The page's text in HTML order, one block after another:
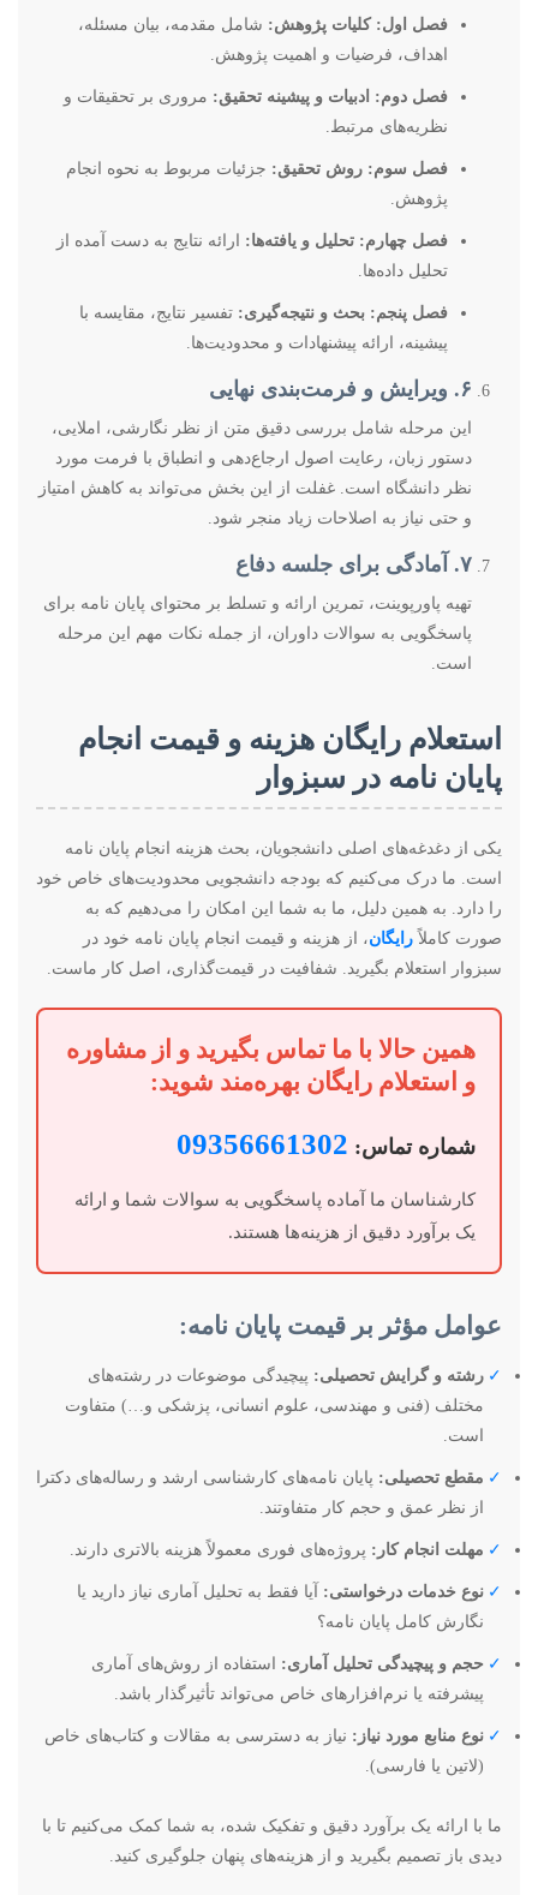
فصل اول: کلیات پژوهش: شامل مقدمه، بیان مسئله،
اهداف، فرضیات و اهمیت پژوهش.
فصل دوم: ادبیات و پیشینه تحقیق: مروری بر تحقیقات و
نظریه‌های مرتبط.
فصل سوم: روش تحقیق: جزئیات مربوط به نحوه انجام
پژوهش.
فصل چهارم: تحلیل و یافته‌ها: ارائه نتایج به دست آمده از
تحلیل داده‌ها.
فصل پنجم: بحث و نتیجه‌گیری: تفسیر نتایج، مقایسه با
پیشینه، ارائه پیشنهادات و محدودیت‌ها.
۶. ویرایش و فرمت‌بندی نهایی
این مرحله شامل بررسی دقیق متن از نظر نگارشی، املایی،
دستور زبان، رعایت اصول ارجاع‌دهی و انطباق با فرمت مورد
نظر دانشگاه است. غفلت از این بخش می‌تواند به کاهش امتیاز
و حتی نیاز به اصلاحات زیاد منجر شود.
۷. آمادگی برای جلسه دفاع
تهیه پاورپوینت، تمرین ارائه و تسلط بر محتوای پایان نامه برای
پاسخگویی به سوالات داوران، از جمله نکات مهم این مرحله
است.
استعلام رایگان هزینه و قیمت انجام
پایان نامه در سبزوار
یکی از دغدغه‌های اصلی دانشجویان، بحث هزینه انجام پایان نامه
است. ما درک می‌کنیم که بودجه دانشجویی محدودیت‌های خاص خود
را دارد. به همین دلیل، ما به شما این امکان را می‌دهیم که به
صورت کاملاً رایگان، از هزینه و قیمت انجام پایان نامه خود در
سبزوار استعلام بگیرید. شفافیت در قیمت‌گذاری، اصل کار ماست.
همین حالا با ما تماس بگیرید و از مشاوره
و استعلام رایگان بهره‌مند شوید:
شماره تماس: 09356661302
کارشناسان ما آماده پاسخگویی به سوالات شما و ارائه
یک برآورد دقیق از هزینه‌ها هستند.
عوامل مؤثر بر قیمت پایان نامه:
✓ رشته و گرایش تحصیلی: پیچیدگی موضوعات در رشته‌های
مختلف (فنی و مهندسی، علوم انسانی، پزشکی و…) متفاوت
است.
✓ مقطع تحصیلی: پایان نامه‌های کارشناسی ارشد و رساله‌های دکترا
از نظر عمق و حجم کار متفاوتند.
✓ مهلت انجام کار: پروژه‌های فوری معمولاً هزینه بالاتری دارند.
✓ نوع خدمات درخواستی: آیا فقط به تحلیل آماری نیاز دارید یا
نگارش کامل پایان نامه؟
✓ حجم و پیچیدگی تحلیل آماری: استفاده از روش‌های آماری
پیشرفته یا نرم‌افزارهای خاص می‌تواند تأثیرگذار باشد.
✓ نوع منابع مورد نیاز: نیاز به دسترسی به مقالات و کتاب‌های خاص
(لاتین یا فارسی).
ما با ارائه یک برآورد دقیق و تفکیک شده، به شما کمک می‌کنیم تا با
دیدی باز تصمیم بگیرید و از هزینه‌های پنهان جلوگیری کنید.